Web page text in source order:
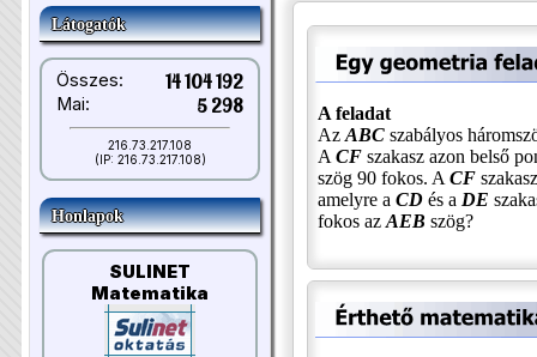
Látogatók
Összes: 14 104 192
Mai: 5 298
216.73.217.108
(IP: 216.73.217.108)
Honlapok
SULINET
Matematika
A feladat
AzABC szabályos
ACF szakasz azon belső
szög 90 fokos. ACF
amelyre aCD és a DE
fokos azAEB szög?